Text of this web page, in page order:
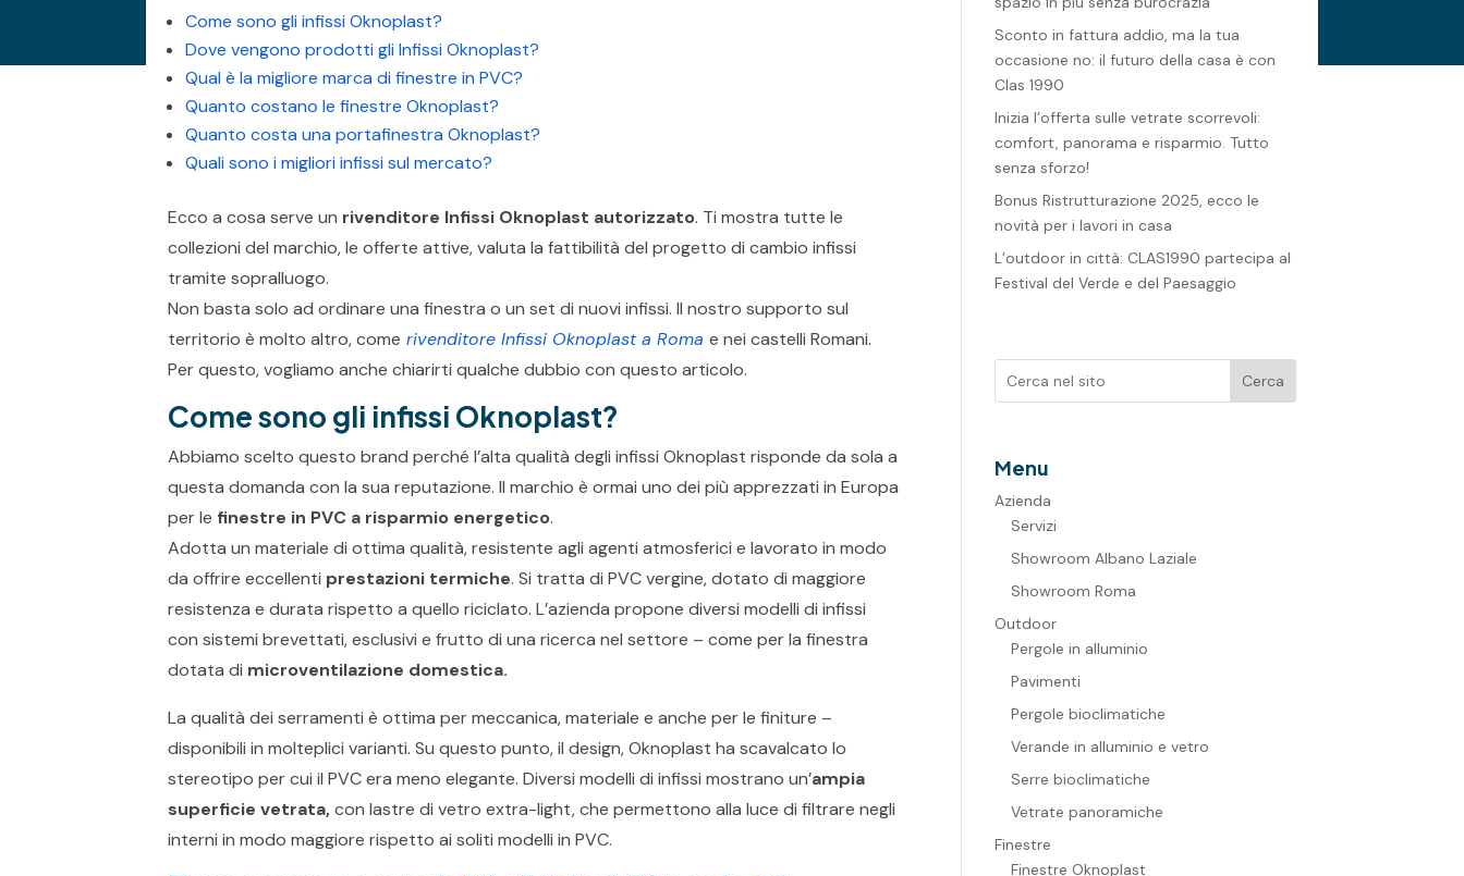
Come sono gli infissi Oknoplast?
Dove vengono prodotti gli Infissi Oknoplast?
Qual è la migliore marca di finestre in PVC?
Quanto costano le finestre Oknoplast?
Quanto costa una portafinestra Oknoplast?
Quali sono i migliori infissi sul mercato?
Ecco a cosa serve un rivenditore Infissi Oknoplast autorizzato. Ti mostra tutte le
collezioni del marchio, le offerte attive, valuta la fattibilità del progetto di cambio infissi
tramite sopralluogo.
Non basta solo ad ordinare una finestra o un set di nuovi infissi. Il nostro supporto sul
territorio è molto altro, come rivenditore Infissi Oknoplast a Roma e nei castelli Romani.
Per questo, vogliamo anche chiarirti qualche dubbio con questo articolo.
Come sono gli infissi Oknoplast?
Abbiamo scelto questo brand perché l’alta qualità degli infissi Oknoplast risponde da sola a
questa domanda con la sua reputazione. Il marchio è ormai uno dei più apprezzati in Europa
per le finestre in PVC a risparmio energetico.
Adotta un materiale di ottima qualità, resistente agli agenti atmosferici e lavorato in modo
da offrire eccellenti prestazioni termiche. Si tratta di PVC vergine, dotato di maggiore
resistenza e durata rispetto a quello riciclato. L’azienda propone diversi modelli di infissi
con sistemi brevettati, esclusivi e frutto di una ricerca nel settore – come per la finestra
dotata di microventilazione domestica.
La qualità dei serramenti è ottima per meccanica, materiale e anche per le finiture –
disponibili in molteplici varianti. Su questo punto, il design, Oknoplast ha scavalcato lo
stereotipo per cui il PVC era meno elegante. Diversi modelli di infissi mostrano un’ampia
superficie vetrata,con lastre di vetro extra-light, che permettono alla luce di filtrare negli
interni in modo maggiore rispetto ai soliti modelli in PVC.
Sconto in fattura addio, ma la tua
occasione no: il futuro della casa è con
Clas 1990
Inizia l’offerta sulle vetrate scorrevoli:
comfort, panorama e risparmio. Tutto
senza sforzo!
Bonus Ristrutturazione 2025, ecco le
novità per i lavori in casa
L’outdoor in città: CLAS1990 partecipa al
Festival del Verde e del Paesaggio
Cerca
Menu
Azienda
Servizi
Showroom Albano Laziale
Showroom Roma
Outdoor
Pergole in alluminio
Pavimenti
Pergole bioclimatiche
Verande in alluminio e vetro
Serre bioclimatiche
Vetrate panoramiche
Finestre
Finestre Oknoplast